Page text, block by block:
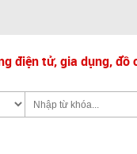
điện tử, gia dụng,